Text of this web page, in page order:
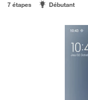
7 étapes Débutant